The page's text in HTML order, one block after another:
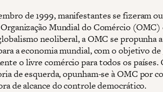
de 1999, manifestantes se fizeram
Mundial do Comércio (OMC)
neoliberal, a OMC se propunha
a economia mundial, com o objetivo
o livre comércio para todos os países.
de esquerda, opunham-se à OMC por
de alcance do controle democrático.